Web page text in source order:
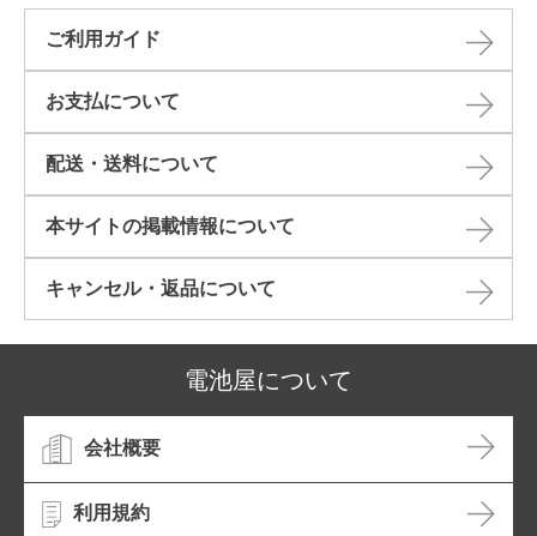
ご利用ガイド
お支払について
配送・送料について
本サイトの掲載情報について​
キャンセル・返品について​
電池屋について
会社概要
利用規約